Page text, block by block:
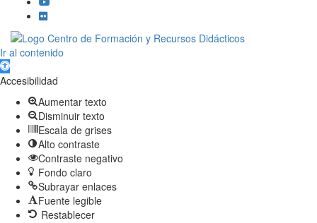
Scroll
Up
Ir al contenido
Abrir barra de herramientas
Accesibilidad
Aumentar texto
Disminuir texto
Escala de grises
Alto contraste
Contraste negativo
Fondo claro
Subrayar enlaces
Fuente legible
Restablecer